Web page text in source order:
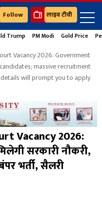
Follow लाइव टीवी
Trump PM Modi Gold Price
Vacancy 2026: Government
massive recruitment
will prompt you to apply
Vacancy 2026:
सरकारी नौकरी,
भर्ती, सैलरी